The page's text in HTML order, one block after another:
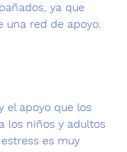
ya que
una red de apoyo.
el apoyo que los
los niños y adultos
es muy